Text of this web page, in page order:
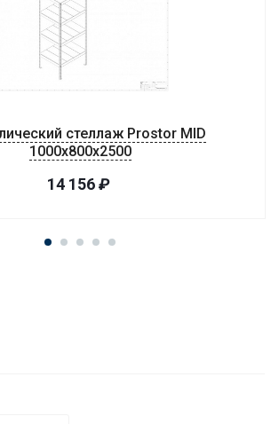
стеллаж Prostor MID
1000x800x2500
14 156₽